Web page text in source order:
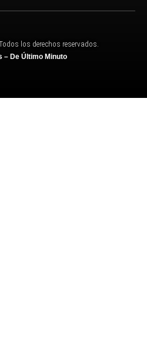
los derechos reservados.
– De Último Minuto